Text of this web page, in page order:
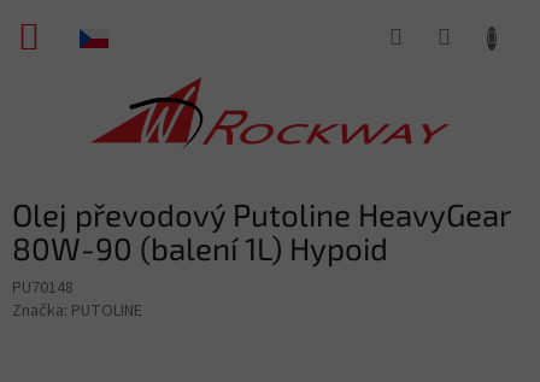
obsah
NÁKUPNÍ
Olej převodový Putoline HeavyGear
80W-90 (balení 1L) Hypoid
PU70148
Značka: PUTOLINE